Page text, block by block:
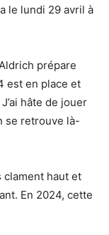
le lundi 29 avril à
prépare
est en place et
hâte de jouer
se retrouve là-
clament haut et
En 2024, cette